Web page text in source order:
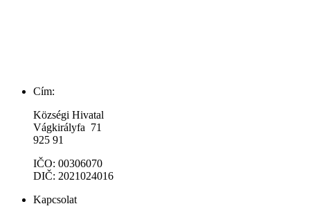
Cím:
Községi Hivatal
Vágkirályfa 71
925 91
IČO: 00306070
DIČ: 2021024016
Kapcsolat